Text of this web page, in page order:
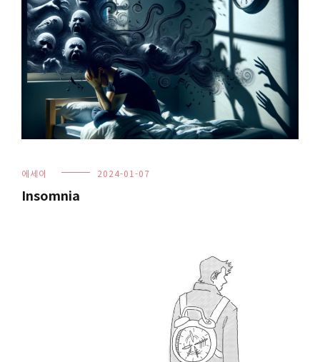
에세이 2024-01-07
Insomnia